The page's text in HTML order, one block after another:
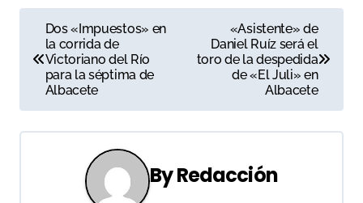
a
e
Dos «Impuestos» en
la corrida de
Victoriano del Río
para la séptima de
Albacete
«Asistente» de
Daniel Ruíz será el
toro de la despedida
de «El Juli» en
Albacete
ByRedacción